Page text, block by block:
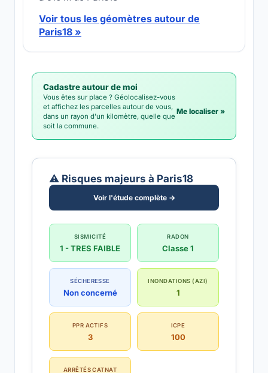
Voir tous les géomètres autour de
Paris18 »
Cadastre autour de moi
Vous êtes sur place ? Géolocalisez-vous
et affichez les parcelles autour de vous,
dans un rayon d'un kilomètre, quelle que
soit la commune.
Me localiser »
⚠️ Risques majeurs à Paris18
Voir l'étude complète →
SISMICITÉ
1 - TRES FAIBLE
RADON
Classe 1
SÉCHERESSE
Non concerné
INONDATIONS (AZI)
1
PPR ACTIFS
3
ICPE
100
ARRÊTÉS CATNAT